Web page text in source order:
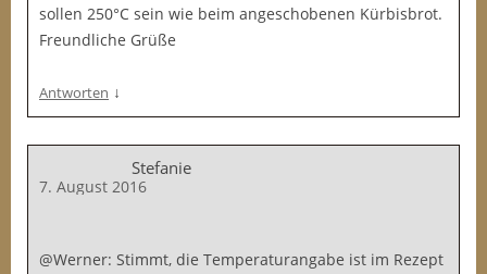
sollen 250°C sein wie beim angeschobenen Kürbisbrot.
Freundliche Grüße
Antworten ↓
Stefanie
7. August 2016
@Werner: Stimmt, die Temperaturangabe ist im Rezept